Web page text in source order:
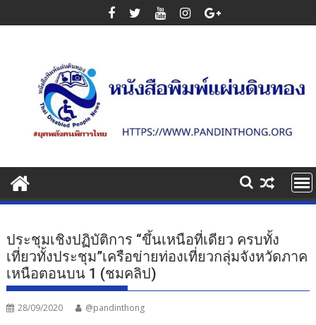
to
ประชุมเชิงปฏิบัติการ “ขึ้นเหนือที่เดียว ครบทั้ง
เที่ยวทั้งประชุม”เครือข่ายท่องเที่ยวกลุ่มจังหวัดภาค
เหนือตอนบน 1 (ชมคลิป)
28/09/2020 @pandinthong